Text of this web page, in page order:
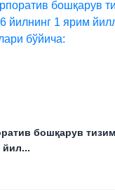
бошқарув
йил...